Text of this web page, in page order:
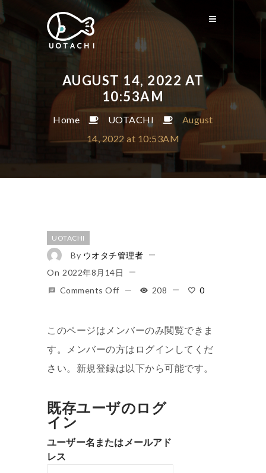
AUGUST 14, 2022 AT
10:53AM
Home UOTACHI
August
14, 2022 at 10:53AM
UOTACHI
By ウオタチ管理者
On 2022年8月14日
Comments Off
208 0
このページはメンバーのみ閲覧できま
す。メンバーの方はログインしてくだ
さい。新規登録は以下から可能です。
既存ユーザのログ
イン
ユーザー名またはメールアド
レス